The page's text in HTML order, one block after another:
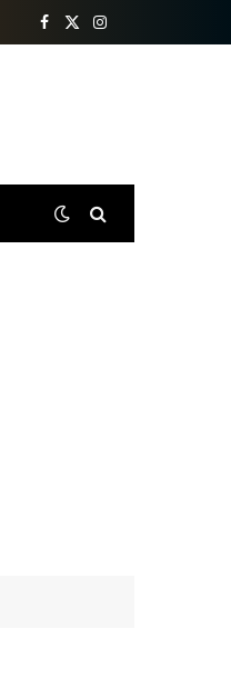
Facebook
X
Instagram